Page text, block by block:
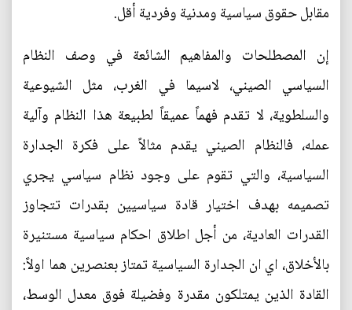
مقابل حقوق سياسية ومدنية وفردية أقل.
إن المصطلحات والمفاهيم الشائعة في وصف النظام
السياسي الصيني، لاسيما في الغرب، مثل الشيوعية
والسلطوية، لا تقدم فهماً عميقاً لطبيعة هذا النظام وآلية
عمله، فالنظام الصيني يقدم مثالاً على فكرة الجدارة
السياسية، والتي تقوم على وجود نظام سياسي يجري
تصميمه بهدف اختيار قادة سياسيين بقدرات تتجاوز
القدرات العادية، من أجل اطلاق احكام سياسية مستنيرة
بالأخلاق، اي ان الجدارة السياسية تمتاز بعنصرين هما اولاً:
القادة الذين يمتلكون مقدرة وفضيلة فوق معدل الوسط،